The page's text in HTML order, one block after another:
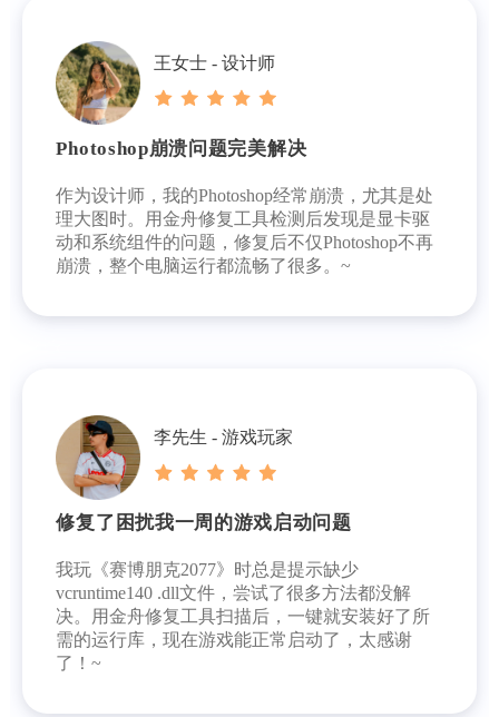
王女士 - 设计师
Photoshop崩溃问题完美解决
作为设计师，我的Photoshop经常崩溃，尤其是处
理大图时。用金舟修复工具检测后发现是显卡驱
动和系统组件的问题，修复后不仅Photoshop不再
崩溃，整个电脑运行都流畅了很多。~
李先生 - 游戏玩家
修复了困扰我一周的游戏启动问题
我玩《赛博朋克2077》时总是提示缺少
vcruntime140 .dll文件，尝试了很多方法都没解
决。用金舟修复工具扫描后，一键就安装好了所
需的运行库，现在游戏能正常启动了，太感谢
了！~